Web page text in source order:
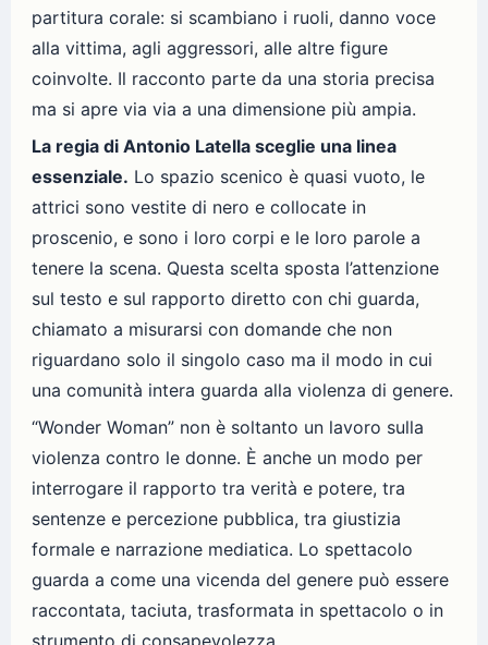
partitura corale: si scambiano i ruoli, danno voce
alla vittima, agli aggressori, alle altre figure
coinvolte. Il racconto parte da una storia precisa
ma si apre via via a una dimensione più ampia.
La regia di Antonio Latella sceglie una linea
essenziale. Lo spazio scenico è quasi vuoto, le
attrici sono vestite di nero e collocate in
proscenio, e sono i loro corpi e le loro parole a
tenere la scena. Questa scelta sposta l’attenzione
sul testo e sul rapporto diretto con chi guarda,
chiamato a misurarsi con domande che non
riguardano solo il singolo caso ma il modo in cui
una comunità intera guarda alla violenza di genere.
“Wonder Woman” non è soltanto un lavoro sulla
violenza contro le donne. È anche un modo per
interrogare il rapporto tra verità e potere, tra
sentenze e percezione pubblica, tra giustizia
formale e narrazione mediatica. Lo spettacolo
guarda a come una vicenda del genere può essere
raccontata, taciuta, trasformata in spettacolo o in